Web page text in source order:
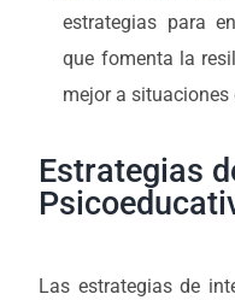
estrategias para
que fomenta la
mejor a
Estrategias
Las estrategias de